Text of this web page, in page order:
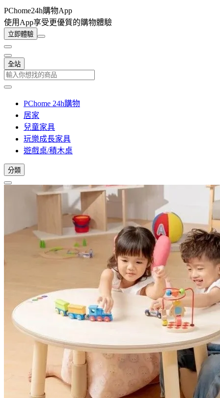
PChome24h購物App
使用App享受更優質的購物體驗
立即體驗
全站
PChome 24h購物
居家
兒童家具
玩樂成長家具
遊戲桌/積木桌
分類